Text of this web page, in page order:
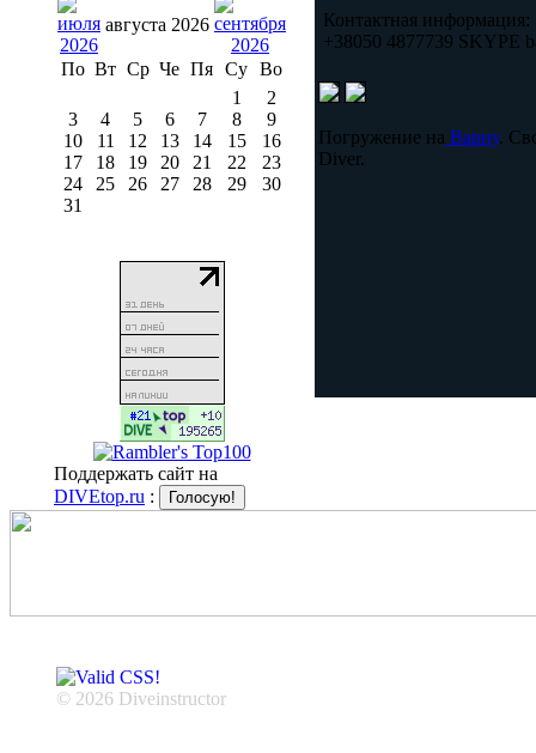
августа 2026
По Вт Ср Че Пя Су Во
1
2
3
4 5 6 7 8
9
10
11 12 13 14 15
16
17
18 19 20 21 22
23
24
25 26 27 28 29
30
31
Поддержать сайт на
DIVEtop.ru :
Контактная информация:
+38050 4877739 SKYPE
Погружение на Варну.
Diver.
© 2026 Diveinstructor